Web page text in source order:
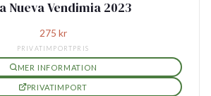
Nueva Vendimia 2023
275 kr
PRIVATIMPORTPRIS
MER INFORMATION
PRIVATIMPORT